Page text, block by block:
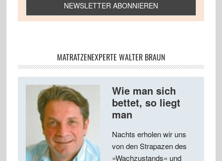
MATRATZENEXPERTE WALTER BRAUN
Wie man sich
bettet, so liegt
man
Nachts erholen wir uns
von den Strapazen des
»Wachzustands« und